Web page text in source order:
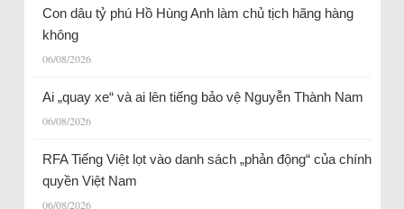
Con dâu tỷ phú Hồ Hùng Anh làm chủ tịch hãng hàng
không
06/08/2026
Ai „quay xe“ và ai lên tiếng bảo vệ Nguyễn Thành Nam
06/08/2026
RFA Tiếng Việt lọt vào danh sách „phản động“ của chính
quyền Việt Nam
06/08/2026